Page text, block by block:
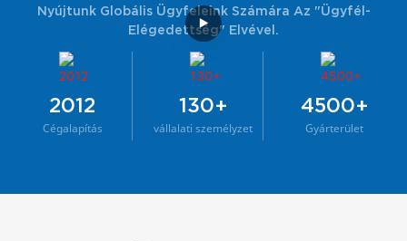
Nyújtunk Globális Ügyfeleink Számára Az "ügyfél-
Elégedettség" Elvével.
2012
Cégalapítás
130+
vállalati személyzet
4500+
Gyárterület